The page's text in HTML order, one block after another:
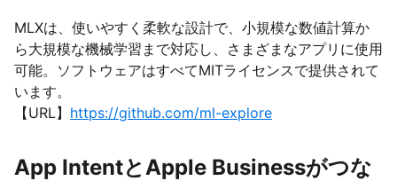
MLXは、使いやすく柔軟な設計で、小規模な数値計算か
ら大規模な機械学習まで対応し、さまざまなアプリに使用
可能。ソフトウェアはすべてMITライセンスで提供されて
います。
【URL】 https://github.com/ml-explore
App IntentとApple Businessがつな